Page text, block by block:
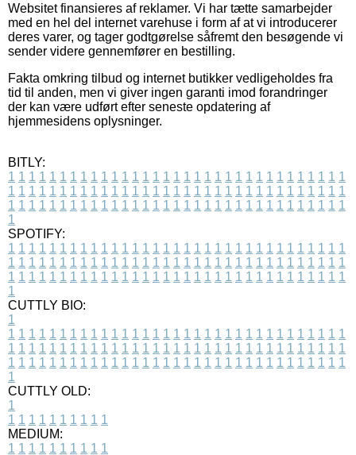
Websitet finansieres af reklamer. Vi har tætte samarbejder
med en hel del internet varehuse i form af at vi introducerer
deres varer, og tager godtgørelse såfremt den besøgende vi
sender videre gennemfører en bestilling.
Fakta omkring tilbud og internet butikker vedligeholdes fra
tid til anden, men vi giver ingen garanti imod forandringer
der kan være udført efter seneste opdatering af
hjemmesidens oplysninger.
BITLY:
1 1 1 1 1 1 1 1 1 1 1 1 1 1 1 1 1 1 1 1 1 1 1 1 1 1 1 1 1 1 1 1 1
1 1 1 1 1 1 1 1 1 1 1 1 1 1 1 1 1 1 1 1 1 1 1 1 1 1 1 1 1 1 1 1 1
1 1 1 1 1 1 1 1 1 1 1 1 1 1 1 1 1 1 1 1 1 1 1 1 1 1 1 1 1 1 1 1 1
1
SPOTIFY:
1 1 1 1 1 1 1 1 1 1 1 1 1 1 1 1 1 1 1 1 1 1 1 1 1 1 1 1 1 1 1 1 1
1 1 1 1 1 1 1 1 1 1 1 1 1 1 1 1 1 1 1 1 1 1 1 1 1 1 1 1 1 1 1 1 1
1 1 1 1 1 1 1 1 1 1 1 1 1 1 1 1 1 1 1 1 1 1 1 1 1 1 1 1 1 1 1 1 1
1
CUTTLY BIO:
1
1 1 1 1 1 1 1 1 1 1 1 1 1 1 1 1 1 1 1 1 1 1 1 1 1 1 1 1 1 1 1 1 1
1 1 1 1 1 1 1 1 1 1 1 1 1 1 1 1 1 1 1 1 1 1 1 1 1 1 1 1 1 1 1 1 1
1 1 1 1 1 1 1 1 1 1 1 1 1 1 1 1 1 1 1 1 1 1 1 1 1 1 1 1 1 1 1 1 1
1
CUTTLY OLD:
1
1 1 1 1 1 1 1 1 1 1
MEDIUM:
1 1 1 1 1 1 1 1 1 1